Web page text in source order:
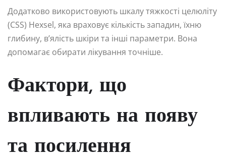
Додатково використовують шкалу тяжкості целюліту
(CSS) Hexsel, яка враховує кількість западин, їхню
глибину, в’ялість шкіри та інші параметри. Вона
допомагає обирати лікування точніше.
Фактори, що
впливають на появу
та посилення